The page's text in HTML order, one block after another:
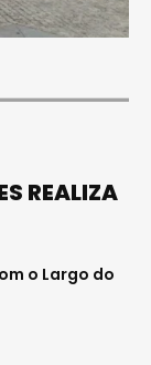
REALIZA
o Largo do